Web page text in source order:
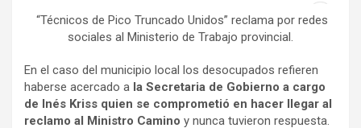
“Técnicos de Pico Truncado Unidos” reclama por redes
sociales al Ministerio de Trabajo provincial.
En el caso del municipio local los desocupados refieren
haberse acercado a la Secretaria de Gobierno a cargo
de Inés Kriss quien se comprometió en hacer llegar al
reclamo al Ministro Camino y nunca tuvieron respuesta.